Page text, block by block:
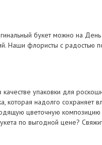
букет можно на
Наши флористы с радостью
упаковки для
надолго сохраняет
цветочную
по выгодной цене?